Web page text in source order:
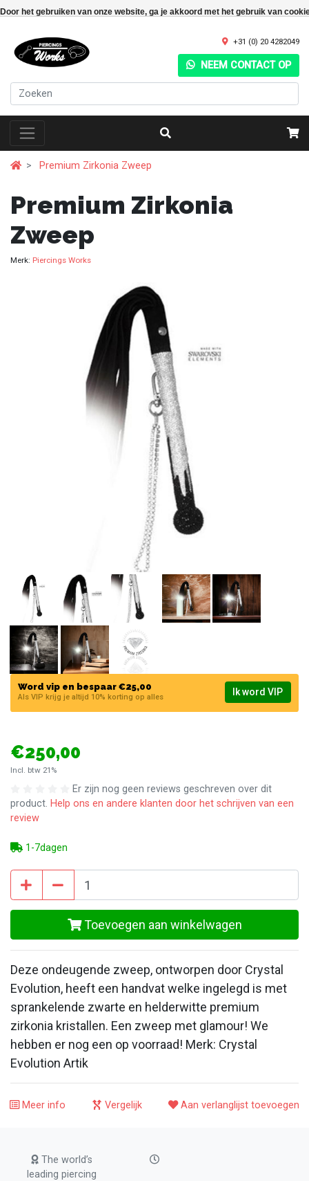
Door het gebruiken van onze website, ga je akkoord met het gebruik van
+31 (0) 20 4282049
NEEM CONTACT OP
Premium Zirkonia Zweep
Premium Zirkonia
Zweep
Merk: Piercings Works
Word vip en bespaar €25,00
Als VIP krijg je altijd 10% korting op alles Ik word VIP
€250,00
Incl. btw 21%
Er zijn nog geen reviews geschreven over dit
product. Help ons en andere klanten door het schrijven van een
review
1-7dagen
Toevoegen aan winkelwagen
Deze ondeugende zweep, ontworpen door Crystal
Evolution, heeft een handvat welke ingelegd is met
sprankelende zwarte en helderwitte premium
zirkonia kristallen. Een zweep met glamour! We
hebben er nog een op voorraad! Merk: Crystal
Evolution Artik
Meer info Vergelijk Aan verlanglijst toevoegen
The world’s
leading piercing